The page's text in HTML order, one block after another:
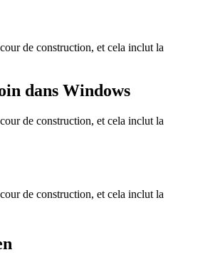
de construction, et cela inclut la
dans Windows
de construction, et cela inclut la
de construction, et cela inclut la